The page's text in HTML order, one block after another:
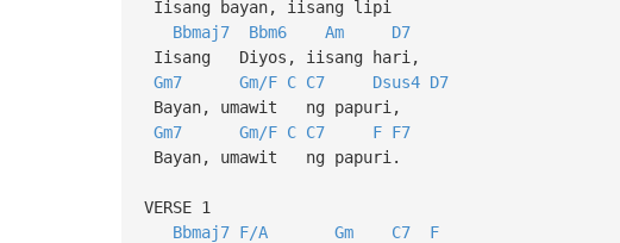
Iisang bayan, iisang lipi
Bbmaj7
Bbm6 Am
D7
Iisang Diyos, iisang hari,
Gm7
Gm/F C C7 Dsus4 D7
Bayan, umawit ng papuri,
Gm7
Gm/F C C7 F F7
Bayan, umawit ng papuri.
VERSE 1
Bbmaj7 F/A Gm C7
F